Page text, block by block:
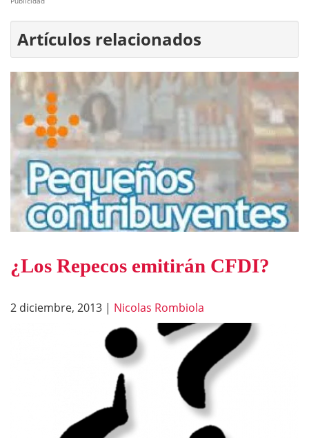
Artículos relacionados
¿Los Repecos emitirán CFDI?
2 diciembre, 2013 | Nicolas Rombiola